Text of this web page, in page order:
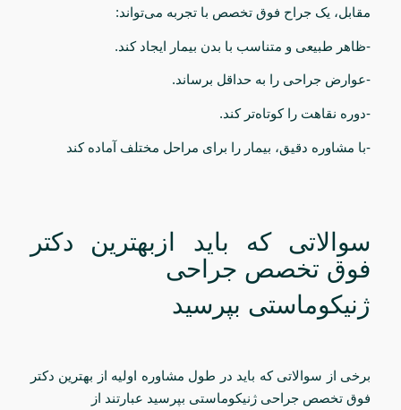
مقابل، یک جراح فوق تخصص با تجربه می‌تواند:
-ظاهر طبیعی و متناسب با بدن بیمار ایجاد کند.
-عوارض جراحی را به حداقل برساند.
-دوره نقاهت را کوتاه‌تر کند.
-با مشاوره دقیق، بیمار را برای مراحل مختلف آماده کند
سوالاتی که باید ازبهترین دکتر
فوق تخصص جراحی
ژنیکوماستی بپرسید
برخی از سوالاتی که باید در طول مشاوره اولیه از بهترین دکتر
فوق تخصص جراحی ژنیکوماستی بپرسید عبارتند از